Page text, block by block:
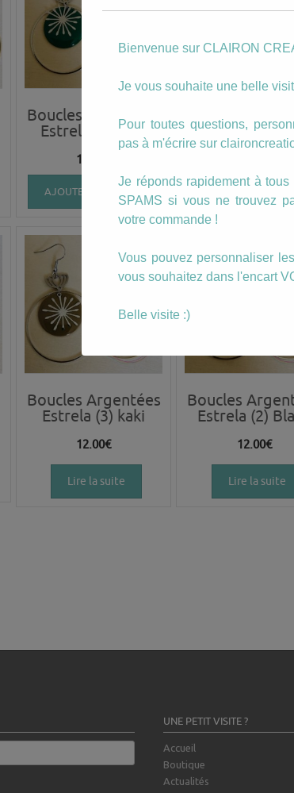
Boucles Argentées
Estrela (7) Vert
12.00
AJOUTER AU PANIER
Boucles
Estrela (6)
Boucles Argentées
Estrela (3) kaki
12.00€
Lire la suite
Boucles
Estrela (2)
12.00€
Lire la suite
UNE PETIT VISITE ?
Accueil
Boutique
Actualités
Bienvenue sur CLAIRON
Je vous souhaite une belle
Pour toutes questions,
pas à m'écrire sur
Je réponds rapidement à
SPAMS si vous ne trouvez
votre commande !
Vous pouvez personnaliser
vous souhaitez dans l'encart
Belle visite :)